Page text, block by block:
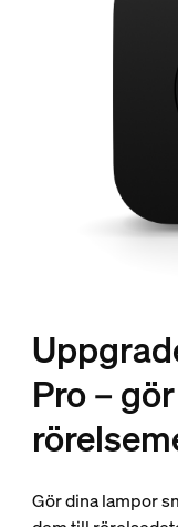
Pro –
Gör dina lampor